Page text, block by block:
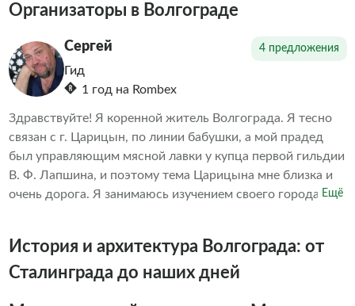
Организаторы в Волгограде
Сергей 4 предложения
Гид
1 год на Rombex
Здравствуйте! Я коренной житель Волгограда. Я тесно
связан с г. Царицын, по линии бабушки, а мой прадед
был управляющим мясной лавки у купца первой гильдии
В. Ф. Лапшина, и поэтому тема Царицына мне близка и
очень дорога. Я занимаюсь изучением своего города уже
людей, проживающих в моей стране.
Ещё
История и архитектура Волгограда: от
Сталинграда до наших дней